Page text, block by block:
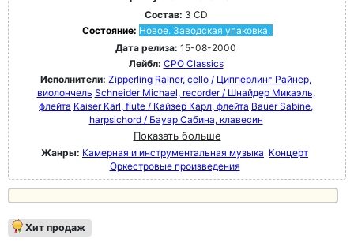
Состав: 3 CD
Состояние: Новое. Заводская упаковка.
Дата релиза: 15-08-2000
Лейбл: CPO Classics
Исполнители: Zipperling Rainer, cello / Ципперлинг Райнер,
виолончель Schneider Michael, recorder / Шнайдер Микаэль,
флейта Kaiser Karl, flute / Кайзер Карл, флейта Bauer Sabine,
harpsichord / Бауэр Сабина, клавесин
Показать больше
Жанры: Камерная и инструментальная музыка Концерт
Оркестровые произведения
Хит продаж